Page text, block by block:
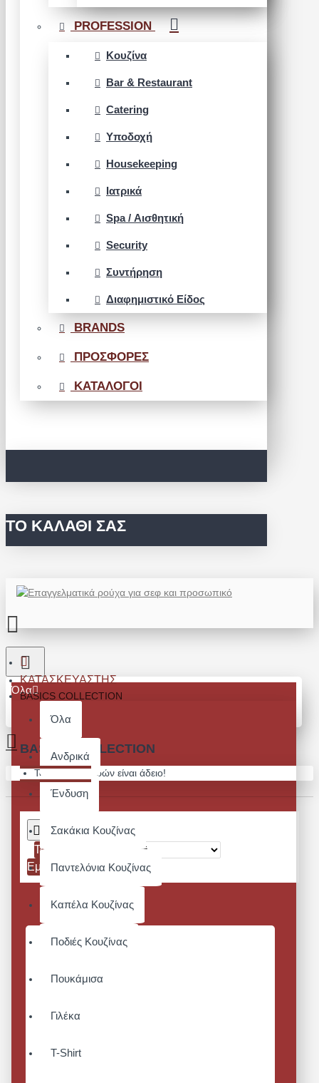
PROFESSION
Κουζίνα
Bar & Restaurant
Catering
Υποδοχή
Housekeeping
Ιατρικά
Spa / Αισθητική
Security
Συντήρηση
Διαφημιστικό Είδος
BRANDS
ΠΡΟΣΦΟΡΕΣ
ΚΑΤΑΛΟΓΟΙ
ΤΟ ΚΑΛΆΘΙ ΣΑΣ
Όλα
Όλα
Ανδρικά
Ένδυση
Σακάκια Κουζίνας
Παντελόνια Κουζίνας
Καπέλα Κουζίνας
Ποδιές Κουζίνας
Πουκάμισα
Γιλέκα
T-Shirt
Το καλάθι αγορών είναι άδειο!
ΚΑΤΑΣΚΕΥΑΣΤΉΣ
BASICS COLLECTION
BASICS COLLECTION
Ταξινόμηση:
Εμφάνιση: